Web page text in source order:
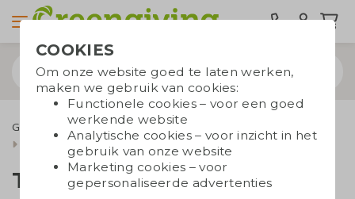
Geefmomenten
Sinterklaasgeschenken
Tony's Chocolonely sintreep S
Tony's Chocolonely
COOKIES
Om onze website goed te laten werken,
maken we gebruik van cookies:
Functionele cookies – voor een goed
werkende website
Analytische cookies – voor inzicht in het
gebruik van onze website
Marketing cookies – voor
gepersonaliseerde advertenties